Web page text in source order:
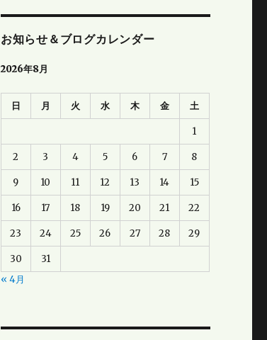
お知らせ＆ブログカレンダー
2026年8月
日 月 火 水 木 金 土
1
2 3 4 5 6 7 8
9 10 11 12 13 14 15
16 17 18 19 20 21 22
23 24 25 26 27 28 29
30
31
« 4月